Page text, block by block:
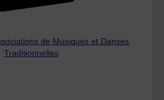
de Musiques et Danses
Traditionnelles